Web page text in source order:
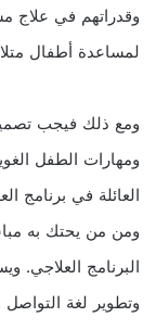
وقدراتهم في علاج
لمساعدة أطفال
ومع ذلك فيجب
ومهارات الطفل
العائلة في برنامج
ومن من يحتك به
البرنامج العلاجي.
وتطوير لغة